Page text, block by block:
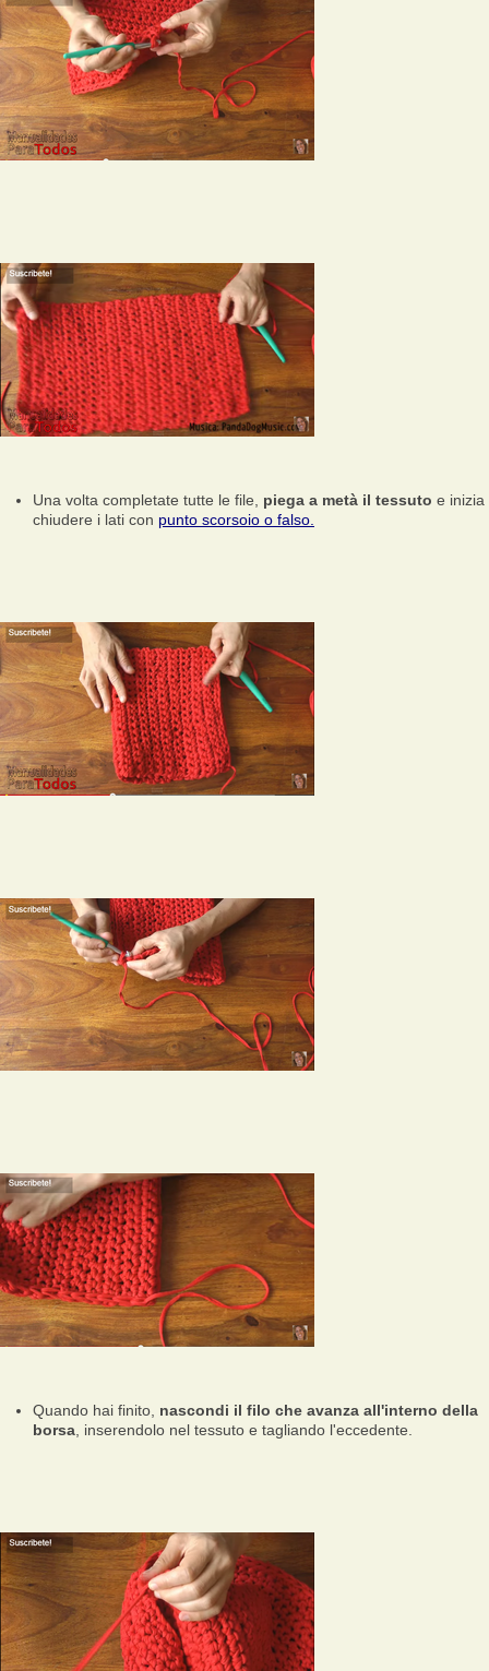
Una volta completate tutte le file, piega a metà il tessuto e inizia
chiudere i lati con punto scorsoio o falso.
Quando hai finito, nascondi il filo che avanza all'interno della
borsa , inserendolo nel tessuto e tagliando l'eccedente.